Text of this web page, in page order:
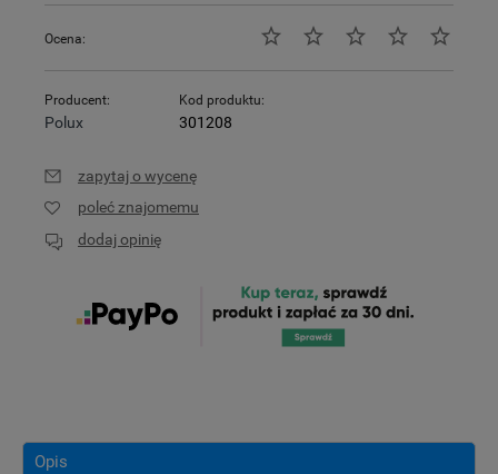
Ocena:
Producent:
Polux
Kod produktu:
301208
zapytaj o wycenę
poleć znajomemu
dodaj opinię
Opis